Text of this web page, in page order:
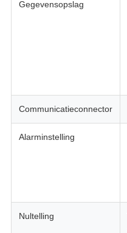
Gegevensopslag
Communicatieconnector
Alarminstelling
Nultelling